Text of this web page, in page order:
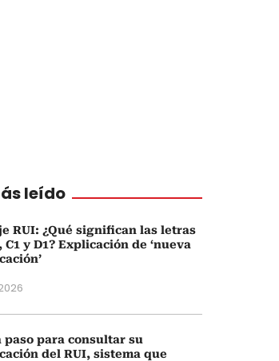
leído
RUI: ¿Qué significan las letras
C1 y D1? Explicación de ‘nueva
paso para consultar su
del RUI, sistema que